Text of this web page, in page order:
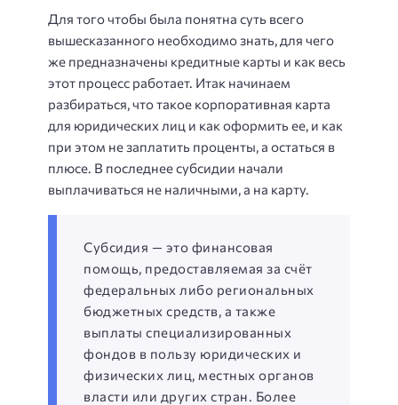
Для того чтобы была понятна суть всего
вышесказанного необходимо знать, для чего
же предназначены кредитные карты и как весь
этот процесс работает. Итак начинаем
разбираться, что такое корпоративная карта
для юридических лиц и как оформить ее, и как
при этом не заплатить проценты, а остаться в
плюсе. В последнее субсидии начали
выплачиваться не наличными, а на карту.
Субсидия — это финансовая
помощь, предоставляемая за счёт
федеральных либо региональных
бюджетных средств, а также
выплаты специализированных
фондов в пользу юридических и
физических лиц, местных органов
власти или других стран. Более